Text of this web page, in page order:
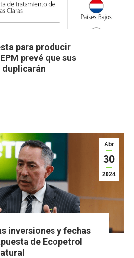
para producir
prevé que sus
duplicarán
Abr
30
2024
inversiones y fechas
de Ecopetrol